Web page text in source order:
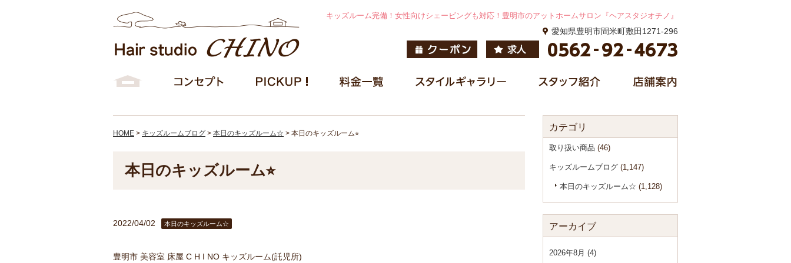
キッズルーム完備！女性向けシェービングも対応！豊明市のアットホームサロン『ヘアスタジオチノ』
愛知県豊明市間米町敷田1271-296
HOME > キッズルームブログ > 本日のキッズルーム☆ > 本日のキッズルーム⭐︎
本日のキッズルーム⭐︎
2022/04/02 本日のキッズルーム☆
豊明市 美容室 床屋 C H I NO キッズルーム(託児所)
カテゴリ
取り扱い商品 (46)
キッズルームブログ (1,147)
本日のキッズルーム☆ (1,128)
アーカイブ
2026年8月 (4)